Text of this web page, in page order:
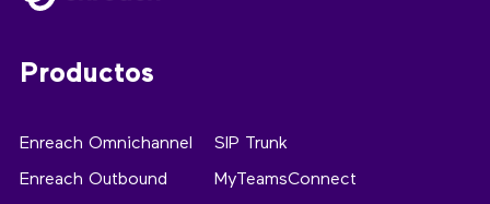
Productos
Enreach Omnichannel
Enreach Outbound
SIP Trunk
MyTeamsConnect